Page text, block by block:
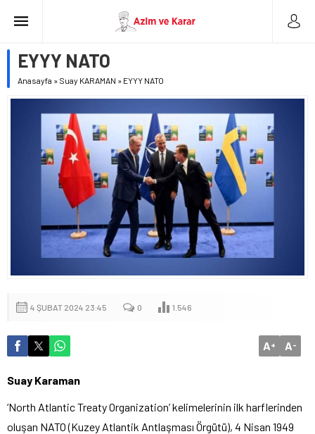
EYYY NATO
Anasayfa » Suay KARAMAN » EYYY NATO
4 ŞUBAT 2024 23:45 0 1.546
A+ A-
Suay Karaman
‘North Atlantic Treaty Organization’ kelimelerinin ilk harflerinden
oluşan NATO (Kuzey Atlantik Antlaşması Örgütü), 4 Nisan 1949